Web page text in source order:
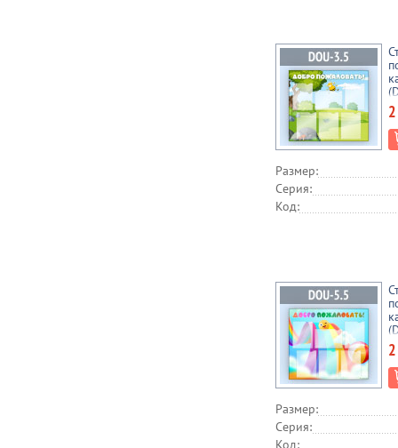
Размер:
Серия:
Код:
Размер:
Серия:
Код: